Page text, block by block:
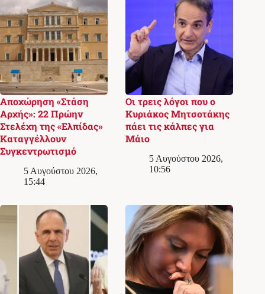
Αποχώρηση «Στάση
Αρχής»: 22 Πρώην
Στελέχη της «Ελπίδας»
Καταγγέλλουν
Συγκεντρωτισμό
5 Αυγούστου 2026,
15:44
Οι τρεις λόγοι που ο
Κυριάκος Μητσοτάκης
πάει τις κάλπες για
Μάιο
5 Αυγούστου 2026,
10:56